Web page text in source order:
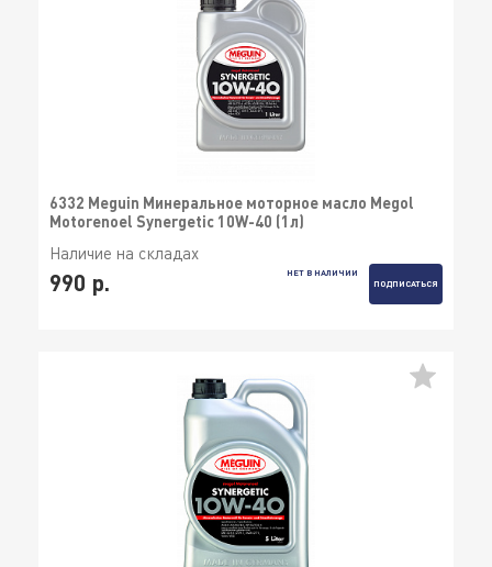
6332 Meguin Минеральное моторное масло Megol
Motorenoel Synergetic 10W-40 (1л)
Наличие на складах
990 р.
НЕТ В НАЛИЧИИ
ПОДПИСАТЬСЯ